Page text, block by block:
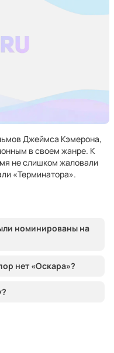
Джеймса Кэмерона,
в своем жанре. К
не слишком жаловали
«Терминатора».
номинированы на
нет «Оскара»?